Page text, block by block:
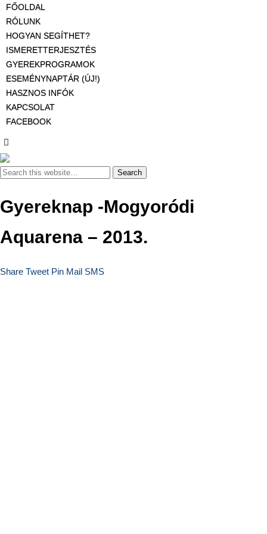
FŐOLDAL
RÓLUNK
HOGYAN SEGÍTHET?
ISMERETTERJESZTÉS
GYEREKPROGRAMOK
ESEMÉNYNAPTÁR (ÚJ!)
HASZNOS INFÓK
KAPCSOLAT
FACEBOOK
Gyereknap -Mogyoródi
Aquarena – 2013.
Share Tweet Pin Mail SMS